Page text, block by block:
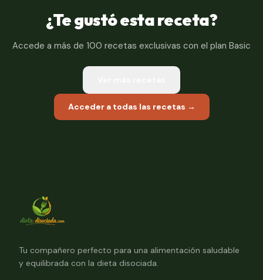
¿Te gustó esta receta?
Accede a más de 100 recetas exclusivas con el plan Basic
Acceder a todas las recetas →
Tu compañero perfecto para una alimentación saludable
y equilibrada con la dieta disociada.